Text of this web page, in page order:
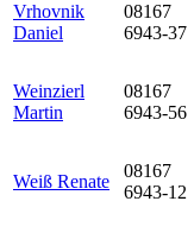
Vrhovnik
Daniel
08167
6943-37
Weinzierl
Martin
08167
6943-56
Weiß Renate
08167
6943-12